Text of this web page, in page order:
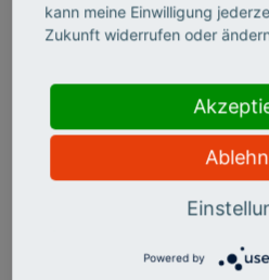
„Transfer
innovativ
verschiedene
Stefanie Molthagen-Schnöring
kann meine Einwilligung
Zukunft widerrufen oder
Powered by